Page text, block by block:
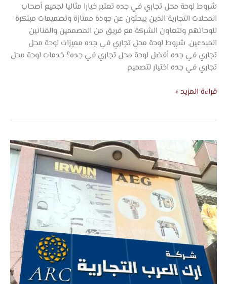
شروط لوحة محل تجاري في جده تعتبر خيارا مثاليا لجميع أصحاب
المحلات التجارية الذين يبحثون عن جودة ممتازة وتصميمات مبتكرة
للوحاتهم وتتعاون الشركة مع فريق من المصممين والفنانين
المبدعين. شروط لوحة محل تجاري في جده مميزات لوحة محل
تجاري في جده أفضل لوحة محل تجاري في جده؟ خدمات لوحة محل
تجاري في جده اختيار لتصميم
قراءة المزيد »
لوحات
اكلريلك
مضيئة
في
جده
–
شركة
اتجاه
الفخامة